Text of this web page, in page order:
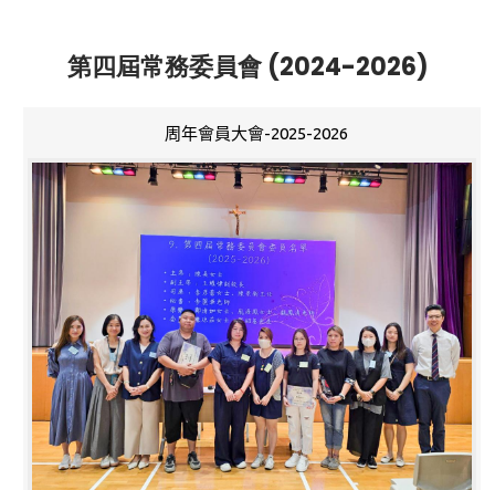
第四屆常務委員會 (2024-2026)
周年會員大會-2025-2026